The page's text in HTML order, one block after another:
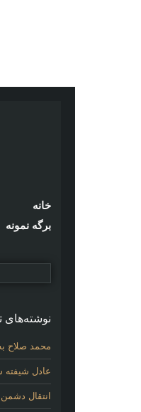
خانه
برگه نمونه
نوشته‌های
محمد صلاح
عادل شیفته
انتقال